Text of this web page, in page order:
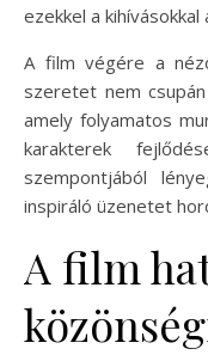
ezekkel a
A film végére a
szeretet nem
amely folyamatos
karakterek
szempontjából
inspiráló üzenetet
A film